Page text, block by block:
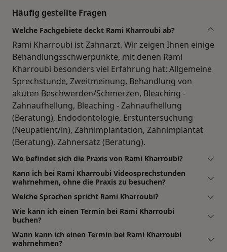
Häufig gestellte Fragen
Welche Fachgebiete deckt Rami Kharroubi ab?
Rami Kharroubi ist Zahnarzt. Wir zeigen Ihnen einige
Behandlungsschwerpunkte, mit denen Rami
Kharroubi besonders viel Erfahrung hat: Allgemeine
Sprechstunde, Zweitmeinung, Behandlung von
akuten Beschwerden/Schmerzen, Bleaching -
Zahnaufhellung, Bleaching - Zahnaufhellung
(Beratung), Endodontologie, Erstuntersuchung
(Neupatient/in), Zahnimplantation, Zahnimplantat
(Beratung), Zahnersatz (Beratung).
Wo befindet sich die Praxis von Rami Kharroubi?
Kann ich bei Rami Kharroubi Videosprechstunden
wahrnehmen, ohne die Praxis zu besuchen?
Welche Sprachen spricht Rami Kharroubi?
Wie kann ich einen Termin bei Rami Kharroubi
buchen?
Wann kann ich einen Termin bei Rami Kharroubi
wahrnehmen?